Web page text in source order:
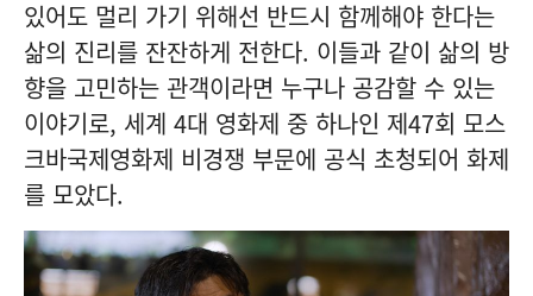
있어도 멀리 가기 위해선 반드시 함께해야 한다는
삶의 진리를 잔잔하게 전한다. 이들과 같이 삶의 방
향을 고민하는 관객이라면 누구나 공감할 수 있는
이야기로, 세계 4대 영화제 중 하나인 제47회 모스
크바국제영화제 비경쟁 부문에 공식 초청되어 화제
를 모았다.